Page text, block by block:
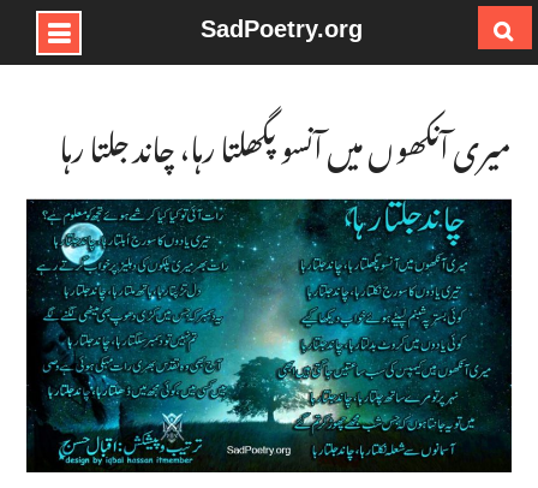
Skip
SadPoetry.org
میری آنکھوں میں آنسو پگھلتا رہا، چاند جلتا رہا